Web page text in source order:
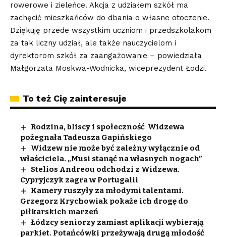
rowerowe i zieleńce. Akcja z udziałem szkół ma
zachęcić mieszkańców do dbania o własne otoczenie.
Dziękuję przede wszystkim uczniom i przedszkolakom
za tak liczny udział, ale także nauczycielom i
dyrektorom szkół za zaangażowanie – powiedziała
Małgorzata Moskwa-Wodnicka, wiceprezydent Łodzi.
To też Cię zainteresuje
Rodzina, bliscy i społeczność Widzewa
pożegnała Tadeusza Gapińskiego
Widzew nie może być zależny wyłącznie od
właściciela. „Musi stanąć na własnych nogach”
Stelios Andreou odchodzi z Widzewa.
Cypryjczyk zagra w Portugalii
Kamery ruszyły za młodymi talentami.
Grzegorz Krychowiak pokaże ich drogę do
piłkarskich marzeń
Łódzcy seniorzy zamiast aplikacji wybierają
parkiet. Potańcówki przeżywają drugą młodość